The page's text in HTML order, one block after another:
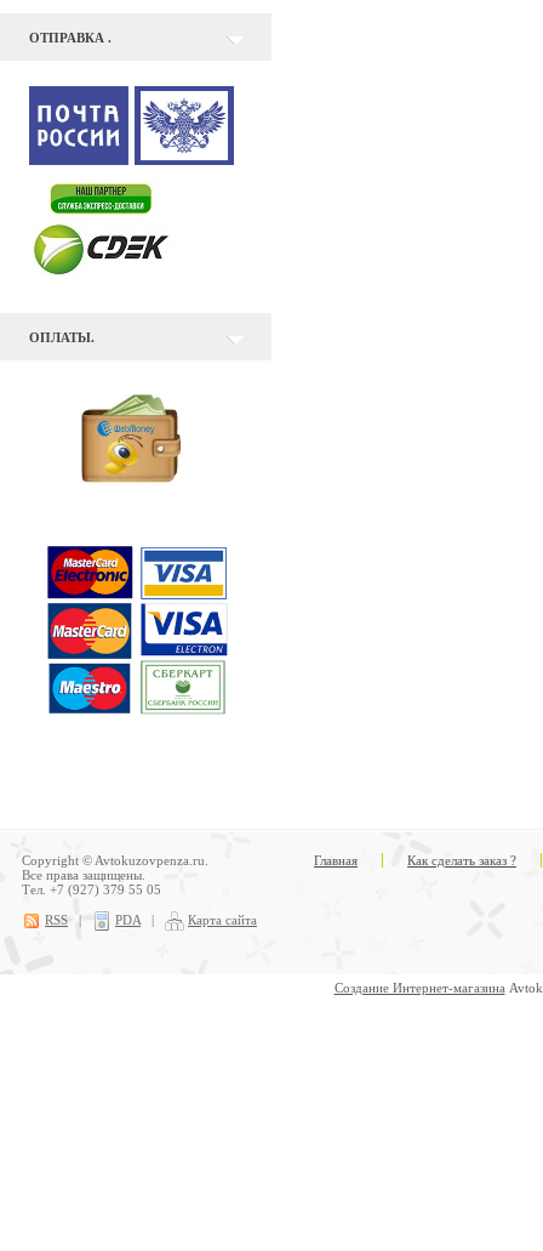
ОТПРАВКА .
ОПЛАТЫ.
Copyright © Avtokuzovpenza.ru.
Все права защищены.
Тел. +7 (927) 379 55 05
RSS | PDA | Карта сайта
Главная Как сделать заказ ?
Создание Интернет-магазина